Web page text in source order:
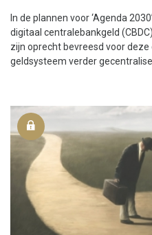
In de plannen voor ‘Agenda
digitaal centralebankgeld
zijn oprecht bevreesd voor
geldsysteem verder